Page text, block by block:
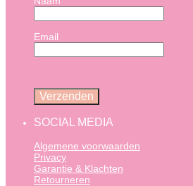
Email
SOCIAL MEDIA
Algemene voorwaarden
Privacy
Garantie & Klachten
Retourneren